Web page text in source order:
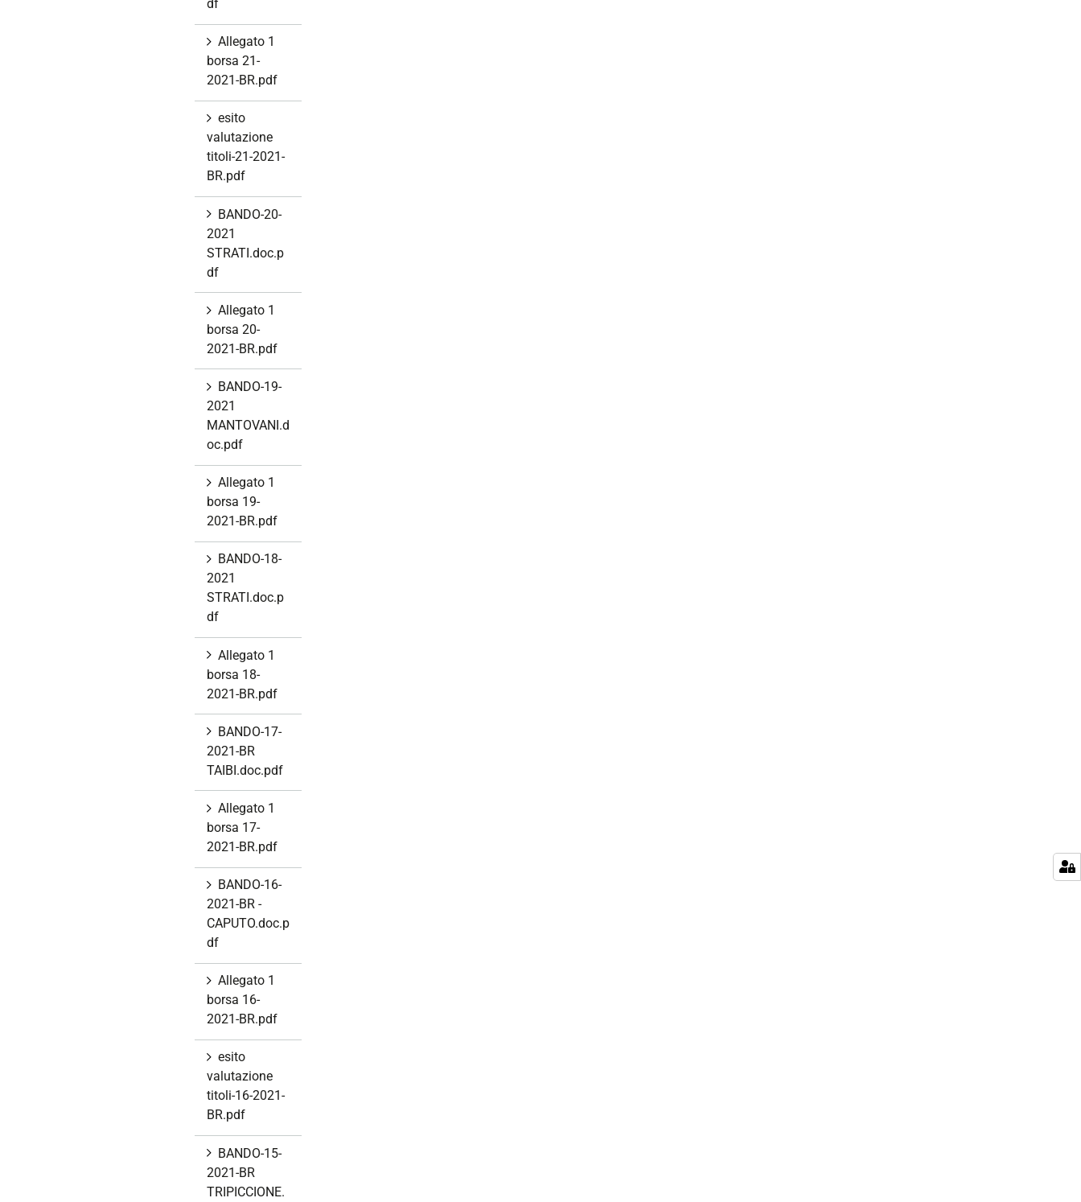
df
Allegato 1
borsa 21-
2021-BR.pdf
esito
valutazione
titoli-21-2021-
BR.pdf
BANDO-20-
2021
STRATI.doc.p
df
Allegato 1
borsa 20-
2021-BR.pdf
BANDO-19-
2021
MANTOVANI.d
oc.pdf
Allegato 1
borsa 19-
2021-BR.pdf
BANDO-18-
2021
STRATI.doc.p
df
Allegato 1
borsa 18-
2021-BR.pdf
BANDO-17-
2021-BR
TAIBI.doc.pdf
Allegato 1
borsa 17-
2021-BR.pdf
BANDO-16-
2021-BR -
CAPUTO.doc.p
df
Allegato 1
borsa 16-
2021-BR.pdf
esito
valutazione
titoli-16-2021-
BR.pdf
BANDO-15-
2021-BR
TRIPICCIONE.